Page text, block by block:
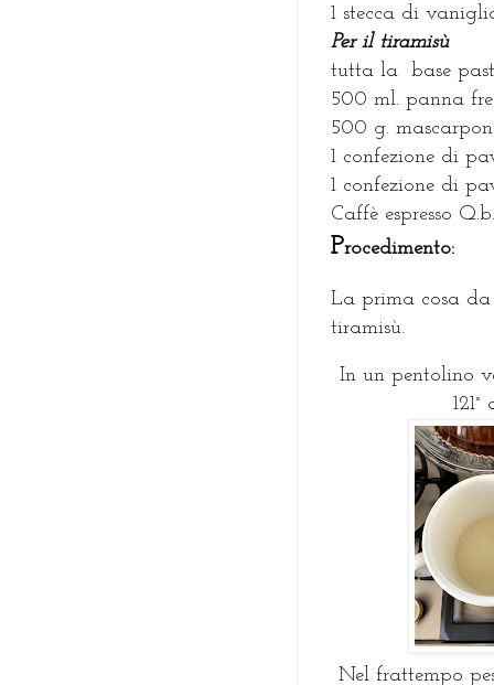
1 stecca di
Per il tiramisù
tutta la base
500 ml. panna
500 g.
1 confezione di
1 confezione di
Caffè espresso Q.b.
Procedimento:
La prima cosa
tiramisù.
In un pentolino
Nel frattempo